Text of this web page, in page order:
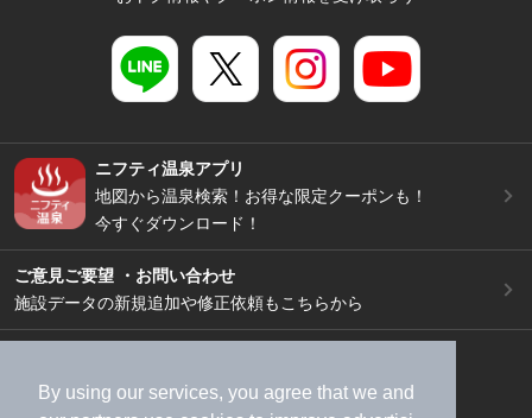
By using our services, you agree that we and
ニフティ温泉アプリ
地図から温泉検索！お得な限定クーポンも！
今すぐダウンロード！
ご意見ご要望 ・お問い合わせ
施設データの新規追加や修正依頼もこちらから
加盟店募集（資料請求）
広告出稿のご案内